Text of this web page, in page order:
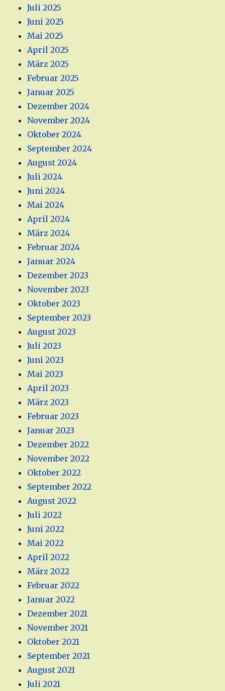
Juli 2025
Juni 2025
Mai 2025
April 2025
März 2025
Februar 2025
Januar 2025
Dezember 2024
November 2024
Oktober 2024
September 2024
August 2024
Juli 2024
Juni 2024
Mai 2024
April 2024
März 2024
Februar 2024
Januar 2024
Dezember 2023
November 2023
Oktober 2023
September 2023
August 2023
Juli 2023
Juni 2023
Mai 2023
April 2023
März 2023
Februar 2023
Januar 2023
Dezember 2022
November 2022
Oktober 2022
September 2022
August 2022
Juli 2022
Juni 2022
Mai 2022
April 2022
März 2022
Februar 2022
Januar 2022
Dezember 2021
November 2021
Oktober 2021
September 2021
August 2021
Juli 2021